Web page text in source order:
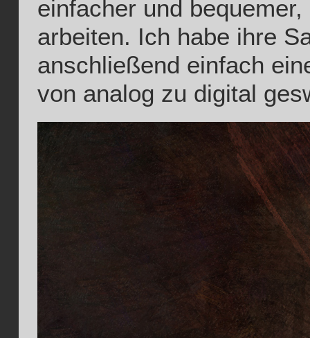
einfacher und
arbeiten. Ich habe ihre
anschließend einfach
von analog zu digital